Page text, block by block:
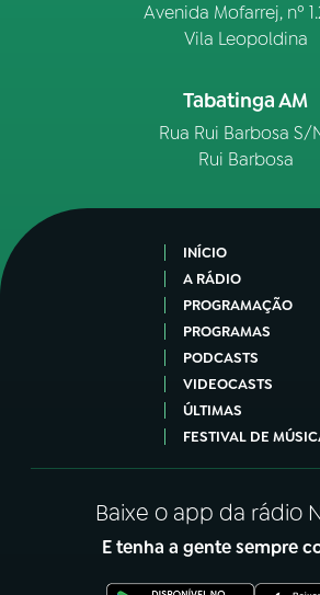
Avenida Mofarrej, nº
Vila Leopoldina
Tabatinga AM
Rua Rui Barbosa S/
Rui Barbosa
INÍCIO
A RÁDIO
PROGRAMAÇÃO
PROGRAMAS
PODCASTS
VIDEOCASTS
ÚLTIMAS
FESTIVAL DE
Baixe o app da rádio
E tenha a gente sempre